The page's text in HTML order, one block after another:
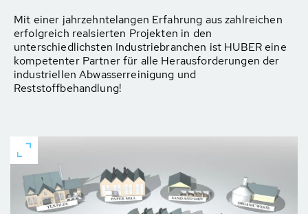
Mit einer jahrzehntelangen Erfahrung aus zahlreichen
erfolgreich realsierten Projekten in den
unterschiedlichsten Industriebranchen ist HUBER eine
kompetenter Partner für alle Herausforderungen der
industriellen Abwasserreinigung und
Reststoffbehandlung!